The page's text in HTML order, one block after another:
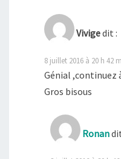
Vivigedit :
8 juillet 2016 à 20 h 42
Génial ,continuez
Gros bisous
Ronan